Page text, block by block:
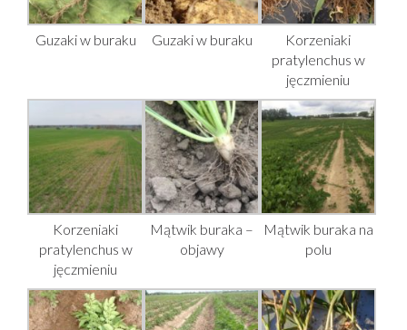
Guzaki w buraku Guzaki w buraku
Korzeniaki
pratylenchus w
jęczmieniu
Korzeniaki
pratylenchus w
jęczmieniu
Mątwik buraka –
objawy
Mątwik buraka na
polu